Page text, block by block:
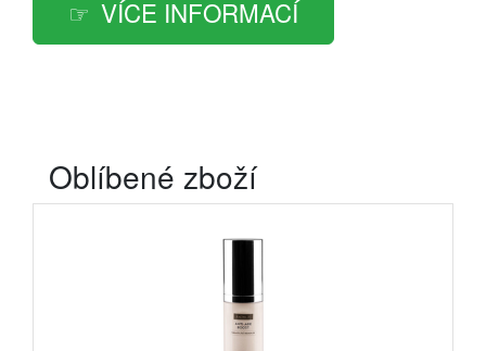
VÍCE INFORMACÍ
Oblíbené zboží